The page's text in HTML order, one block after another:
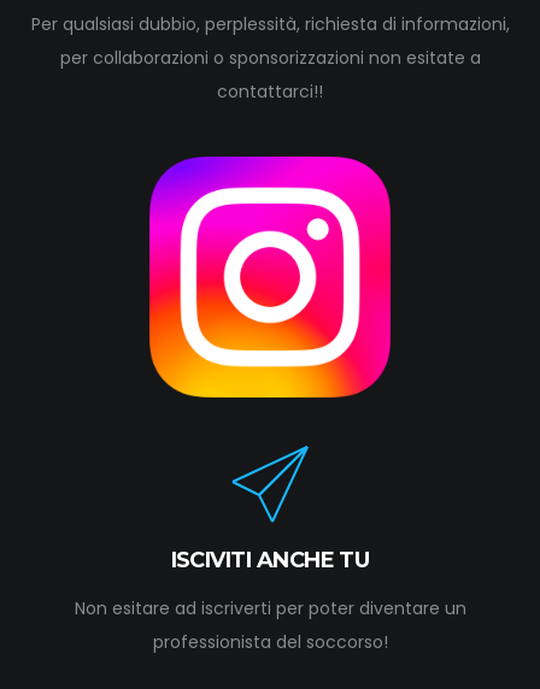
Per qualsiasi dubbio, perplessità, richiesta di informazioni,
per collaborazioni o sponsorizzazioni non esitate a
contattarci!!
ISCIVITI ANCHE TU
Non esitare ad iscriverti per poter diventare un
professionista del soccorso!